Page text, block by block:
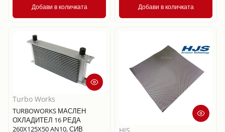
Добави в количката Добави в количката
Turbo Works
TURBOWORKS МАСЛЕН
ОХЛАДИТЕЛ 16 РЕДА
260X125X50 AN10, СИВ
HJS